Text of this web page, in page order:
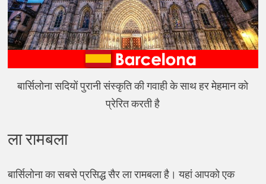
बार्सिलोना सदियों पुरानी संस्कृति की गवाही के साथ हर मेहमान को
प्रेरित करती है
ला रामबला
बार्सिलोना का सबसे प्रसिद्ध सैर ला रामबला है। यहां आपको एक